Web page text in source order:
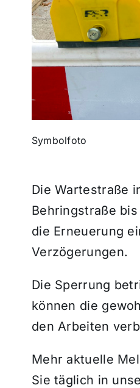
Symbolfoto
Die Wartestraße
Behringstraße
die Erneuerung
Verzögerungen.
Die Sperrung
können die
den Arbeiten
Mehr aktuelle
Sie täglich in